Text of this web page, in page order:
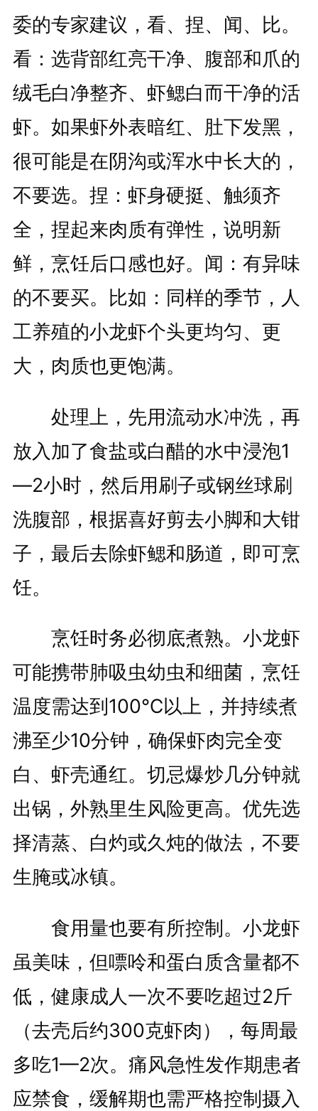
委的专家建议，看、捏、闻、比。
看：选背部红亮干净、腹部和爪的
绒毛白净整齐、虾鳃白而干净的活
虾。如果虾外表暗红、肚下发黑，
很可能是在阴沟或浑水中长大的，
不要选。捏：虾身硬挺、触须齐
全，捏起来肉质有弹性，说明新
鲜，烹饪后口感也好。闻：有异味
的不要买。比如：同样的季节，人
工养殖的小龙虾个头更均匀、更
大，肉质也更饱满。
处理上，先用流动水冲洗，再
放入加了食盐或白醋的水中浸泡1
—2小时，然后用刷子或钢丝球刷
洗腹部，根据喜好剪去小脚和大钳
子，最后去除虾鳃和肠道，即可烹
饪。
烹饪时务必彻底煮熟。小龙虾
可能携带肺吸虫幼虫和细菌，烹饪
温度需达到100℃以上，并持续煮
沸至少10分钟，确保虾肉完全变
白、虾壳通红。切忌爆炒几分钟就
出锅，外熟里生风险更高。优先选
择清蒸、白灼或久炖的做法，不要
生腌或冰镇。
食用量也要有所控制。小龙虾
虽美味，但嘌呤和蛋白质含量都不
低，健康成人一次不要吃超过2斤
（去壳后约300克虾肉），每周最
多吃1—2次。痛风急性发作期患者
应禁食，缓解期也需严格控制摄入